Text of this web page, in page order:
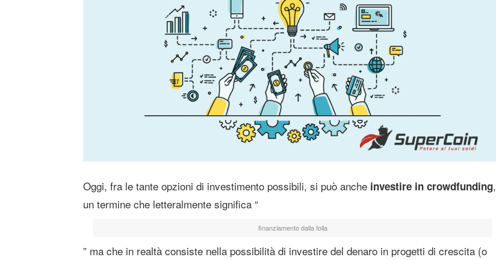
Oggi, fra le tante opzioni di investimento possibili, si può anche investire in crowdfunding,
un termine che letteralmente significa “
finanziamento dalla folla
” ma che in realtà consiste nella possibilità di investire del denaro in progetti di crescita (o